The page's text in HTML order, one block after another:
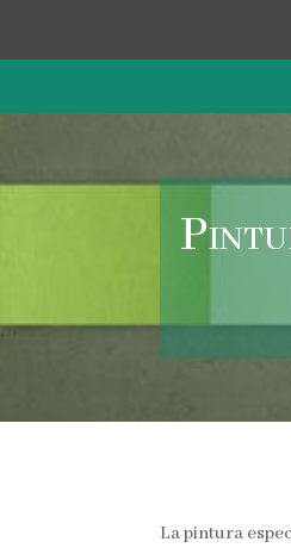
La pintura